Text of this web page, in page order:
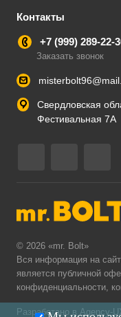
Контакты
+7 (999) 289-22-
Заказать звонок
Свердловская
Фестивальная 7А
© 2026 «mr. Bolt»
Вся информация на
является публичной
конфиденциальности,
Разработано в Agency-